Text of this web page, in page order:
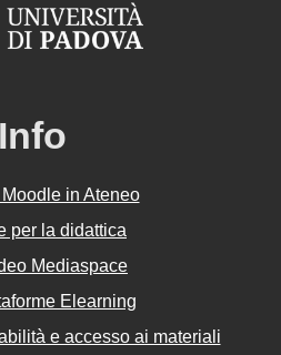
Info
in Ateneo
per la didattica
Mediaspace
Elearning
e accesso ai materiali